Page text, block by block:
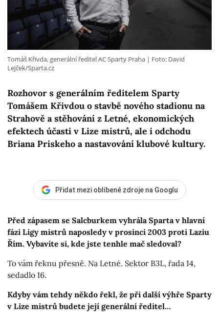
Rozhovor s generálním ředitelem Sparty
Tomášem Křivdou o stavbě nového stadionu na
Strahově a stěhování z Letné, ekonomických
efektech účasti v Lize mistrů, ale i odchodu
Briana Priskeho a nastavování klubové kultury.
Tomáš Křivda, generální ředitel AC Sparty Praha
Foto: David
Lejček/Sparta.cz
Přidat mezi oblíbené zdroje na Googlu
Před zápasem se Salcburkem vyhrála Sparta v hlavní
fázi Ligy mistrů naposledy v prosinci 2003 proti Laziu
Řím. Vybavíte si, kde jste tenhle mač sledoval?
To vám řeknu přesně. Na Letné. Sektor B3L, řada 14,
sedadlo 16.
Kdyby vám tehdy někdo řekl, že při další výhře Sparty
v Lize mistrů budete její generální ředitel…